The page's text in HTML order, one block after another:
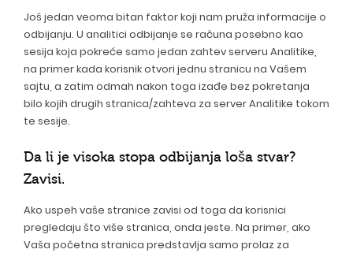
Još jedan veoma bitan faktor koji nam pruža informacije o
odbijanju. U analitici odbijanje se računa posebno kao
sesija koja pokreće samo jedan zahtev serveru Analitike,
na primer kada korisnik otvori jednu stranicu na Vašem
sajtu, a zatim odmah nakon toga izađe bez pokretanja
bilo kojih drugih stranica/zahteva za server Analitike tokom
te sesije.
Da li je visoka stopa odbijanja loša stvar?
Zavisi.
Ako uspeh vaše stranice zavisi od toga da korisnici
pregledaju što više stranica, onda jeste. Na primer, ako
Vaša početna stranica predstavlja samo prolaz za